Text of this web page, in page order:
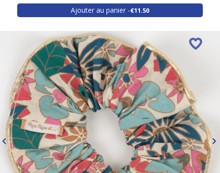
Ajouter au panier €11.50